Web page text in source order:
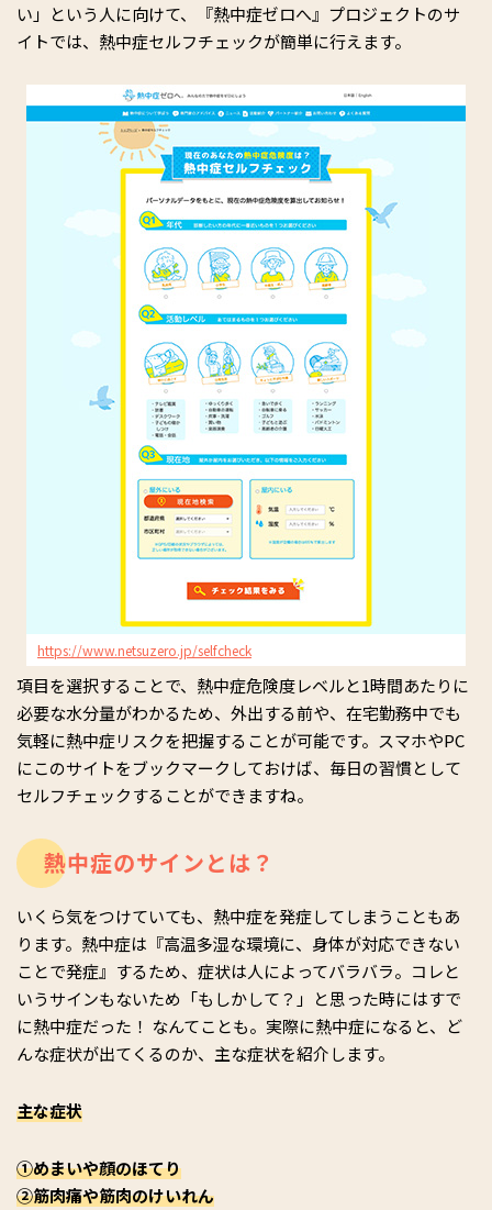
い」という人に向けて、『熱中症ゼロへ』プロジェクトのサ
イトでは、熱中症セルフチェックが簡単に行えます。
https://www.netsuzero.jp/selfcheck
項目を選択することで、熱中症危険度レベルと1時間あたりに
必要な水分量がわかるため、外出する前や、在宅勤務中でも
気軽に熱中症リスクを把握することが可能です。スマホやPC
にこのサイトをブックマークしておけば、毎日の習慣として
セルフチェックすることができますね。
熱中症のサインとは？
いくら気をつけていても、熱中症を発症してしまうこともあ
ります。熱中症は『高温多湿な環境に、身体が対応できない
ことで発症』するため、症状は人によってバラバラ。コレと
いうサインもないため「もしかして？」と思った時にはすで
に熱中症だった！ なんてことも。実際に熱中症になると、ど
んな症状が出てくるのか、主な症状を紹介します。
主な症状
①めまいや顔のほてり
②筋肉痛や筋肉のけいれん